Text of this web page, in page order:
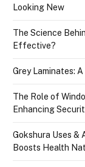
Looking New
The Science
Effective?
Grey Laminates:
The Role of
Enhancing
Gokshura Uses &
Boosts Health